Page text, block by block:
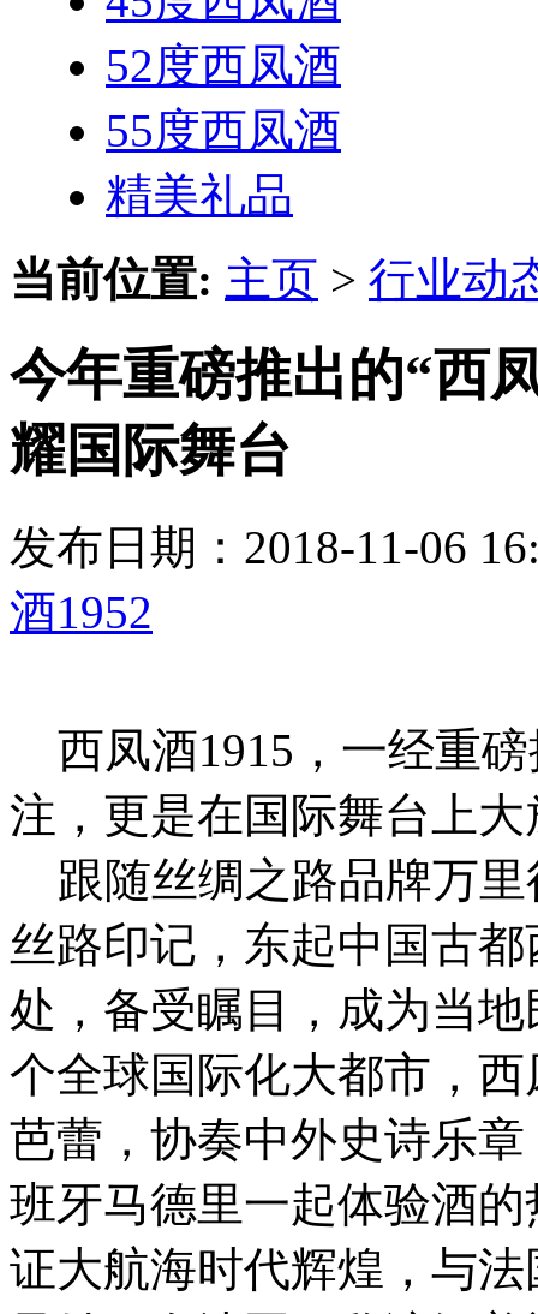
52度西凤酒
55度西凤酒
精美礼品
当前位置: 主页 > 行业动
今年重磅推出的“西
耀国际舞台
发布日期：2018-11-06
酒1952
西凤酒1915，一经重
注，更是在国际舞台上
跟随丝绸之路品牌万里
丝路印记，东起中国古
处，备受瞩目，成为当
个全球国际化大都市，
芭蕾，协奏中外史诗乐
班牙马德里一起体验酒
证大航海时代辉煌，与